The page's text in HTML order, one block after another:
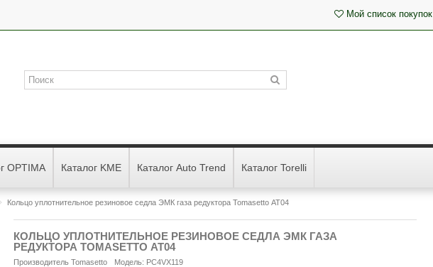
Мой список покупок
OPTIMA Каталог KME Каталог Auto Trend Каталог Torelli
Кольцо уплотнительное резиновое седла ЭМК газа редуктора Tomasetto АТ04
КОЛЬЦО УПЛОТНИТЕЛЬНОЕ РЕЗИНОВОЕ СЕДЛА ЭМК ГАЗА
РЕДУКТОРА TOMASETTO АТ04
Производитель Tomasetto Модель: PC4VX119